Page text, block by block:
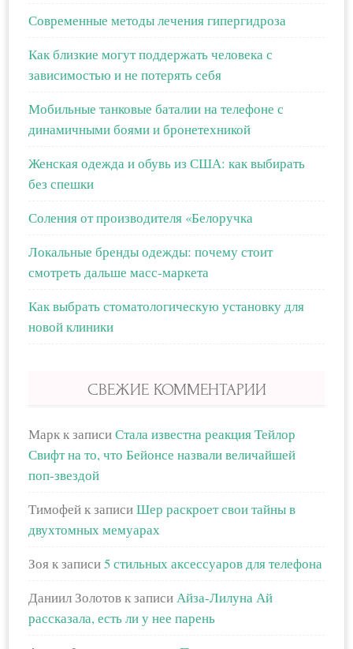
Современные методы лечения гипергидроза
Как близкие могут поддержать человека с
зависимостью и не потерять себя
Мобильные танковые баталии на телефоне с
динамичными боями и бронетехникой
Женская одежда и обувь из США: как выбирать
без спешки
Соления от производителя «Белоручка
Локальные бренды одежды: почему стоит
смотреть дальше масс-маркета
Как выбрать стоматологическую установку для
новой клиники
СВЕЖИЕ КОММЕНТАРИИ
Маркк записиСтала известна реакция Тейлор
Свифт на то, что Бейонсе назвали величайшей
поп-звездой
Тимофейк записиШер раскроет свои тайны в
двухтомных мемуарах
Зояк записи5 стильных аксессуаров для телефона
Даниил Золотовк записиАйза-Лилуна Ай
рассказала, есть ли у нее парень